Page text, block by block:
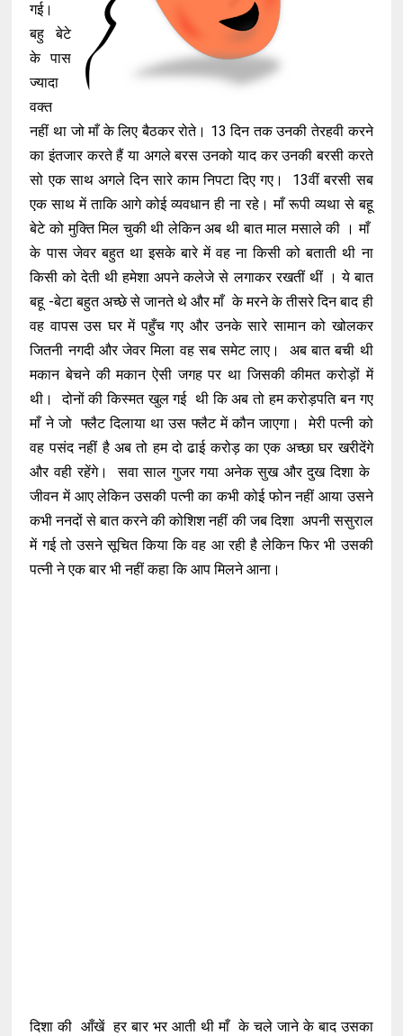
गई।
बहु बेटे
के पास
ज्यादा
वक्त
नहीं था जो माँ के लिए बैठकर रोते। 13 दिन तक उनकी तेरहवी करने
का इंतजार करते हैं या अगले बरस उनको याद कर उनकी बरसी करते
सो एक साथ अगले दिन सारे काम निपटा दिए गए। 13वीं बरसी सब
एक साथ में ताकि आगे कोई व्यवधान ही ना रहे। माँ रूपी व्यथा से बहू
बेटे को मुक्ति मिल चुकी थी लेकिन अब थी बात माल मसाले की । माँ
के पास जेवर बहुत था इसके बारे में वह ना किसी को बताती थी ना
किसी को देती थी हमेशा अपने कलेजे से लगाकर रखतीं थीं । ये बात
बहू -बेटा बहुत अच्छे से जानते थे और माँ के मरने के तीसरे दिन बाद ही
वह वापस उस घर में पहुँच गए और उनके सारे सामान को खोलकर
जितनी नगदी और जेवर मिला वह सब समेट लाए। अब बात बची थी
मकान बेचने की मकान ऐसी जगह पर था जिसकी कीमत करोड़ों में
थी। दोनों की किस्मत खुल गई थी कि अब तो हम करोड़पति बन गए
माँ ने जो फ्लैट दिलाया था उस फ्लैट में कौन जाएगा। मेरी पत्नी को
वह पसंद नहीं है अब तो हम दो ढाई करोड़ का एक अच्छा घर खरीदेंगे
और वही रहेंगे। सवा साल गुजर गया अनेक सुख और दुख दिशा के
जीवन में आए लेकिन उसकी पत्नी का कभी कोई फोन नहीं आया उसने
कभी ननदों से बात करने की कोशिश नहीं की जब दिशा अपनी ससुराल
में गई तो उसने सूचित किया कि वह आ रही है लेकिन फिर भी उसकी
पत्नी ने एक बार भी नहीं कहा कि आप मिलने आना।
दिशा की आँखें हर बार भर आती थी माँ के चले जाने के बाद उसका